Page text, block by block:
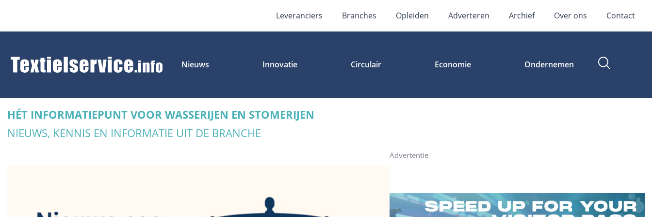
Leveranciers Branches Opleiden Adverteren Archief Over ons Contact
Nieuws Innovatie Circulair Economie Ondernemen
HÉT INFORMATIEPUNT VOOR WASSERIJEN EN STOMERIJEN
NIEUWS, KENNIS EN INFORMATIE UIT DE BRANCHE
Advertentie